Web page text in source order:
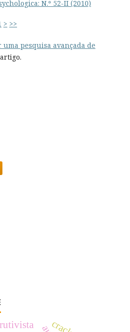
N.º 52-II (2010)
> >>
pesquisa avançada de